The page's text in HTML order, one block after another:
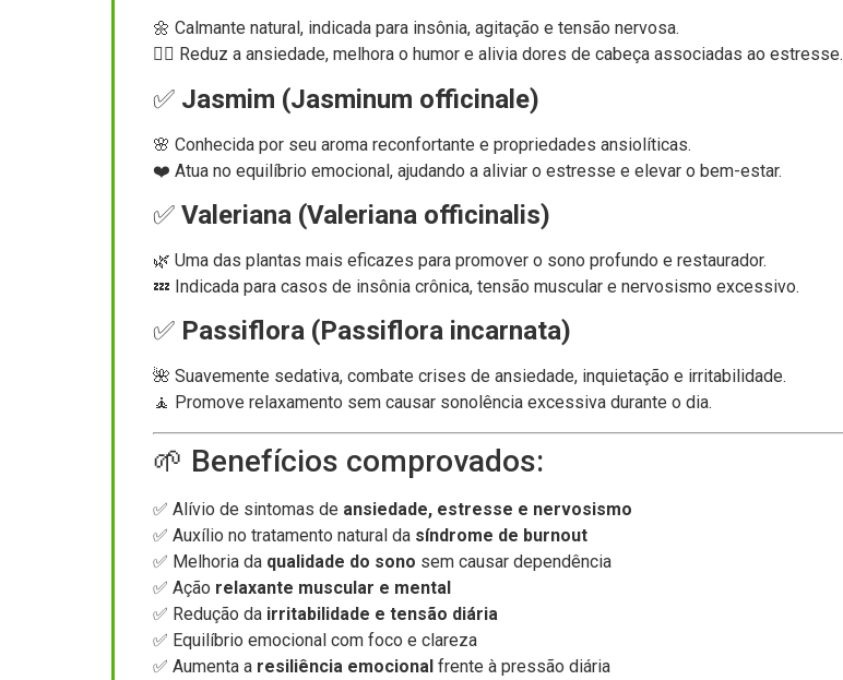
🌼 Calmante natural, indicada para insônia, agitação e tensão nervosa.
💆‍♀️ Reduz a ansiedade, melhora o humor e alivia dores de cabeça associadas ao estresse.
✅ Jasmim (Jasminum officinale)
🌸 Conhecida por seu aroma reconfortante e propriedades ansiolíticas.
❤️ Atua no equilíbrio emocional, ajudando a aliviar o estresse e elevar o bem-estar.
✅ Valeriana (Valeriana officinalis)
🌿 Uma das plantas mais eficazes para promover o sono profundo e restaurador.
💤 Indicada para casos de insônia crônica, tensão muscular e nervosismo excessivo.
✅ Passiflora (Passiflora incarnata)
🌺 Suavemente sedativa, combate crises de ansiedade, inquietação e irritabilidade.
🧘 Promove relaxamento sem causar sonolência excessiva durante o dia.
🌱 Benefícios comprovados:
✅ Alívio de sintomas de ansiedade, estresse e nervosismo
✅ Auxílio no tratamento natural da síndrome de burnout
✅ Melhoria da qualidade do sono sem causar dependência
✅ Ação relaxante muscular e mental
✅ Redução da irritabilidade e tensão diária
✅ Equilíbrio emocional com foco e clareza
✅ Aumenta a resiliência emocional frente à pressão diária